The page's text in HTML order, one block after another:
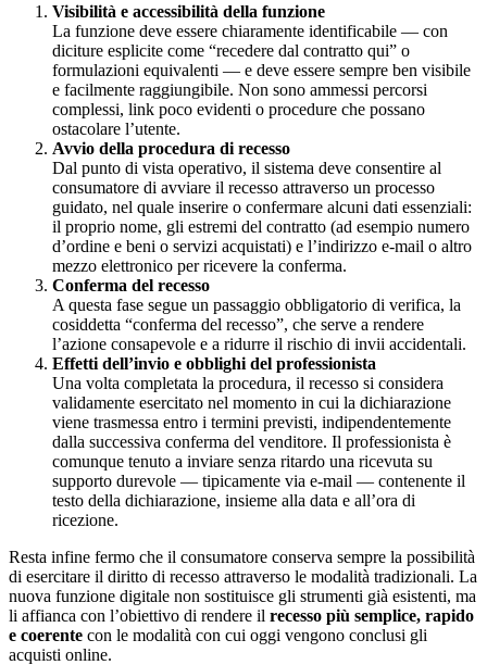
Visibilità e accessibilità della funzione
La funzione deve essere chiaramente identificabile — con
diciture esplicite come “recedere dal contratto qui” o
formulazioni equivalenti — e deve essere sempre ben visibile
e facilmente raggiungibile. Non sono ammessi percorsi
complessi, link poco evidenti o procedure che possano
ostacolare l’utente.
Avvio della procedura di recesso
Dal punto di vista operativo, il sistema deve consentire al
consumatore di avviare il recesso attraverso un processo
guidato, nel quale inserire o confermare alcuni dati essenziali:
il proprio nome, gli estremi del contratto (ad esempio numero
d’ordine e beni o servizi acquistati) e l’indirizzo e-mail o altro
mezzo elettronico per ricevere la conferma.
Conferma del recesso
A questa fase segue un passaggio obbligatorio di verifica, la
cosiddetta “conferma del recesso”, che serve a rendere
l’azione consapevole e a ridurre il rischio di invii accidentali.
Effetti dell’invio e obblighi del professionista
Una volta completata la procedura, il recesso si considera
validamente esercitato nel momento in cui la dichiarazione
viene trasmessa entro i termini previsti, indipendentemente
dalla successiva conferma del venditore. Il professionista è
comunque tenuto a inviare senza ritardo una ricevuta su
supporto durevole — tipicamente via e-mail — contenente il
testo della dichiarazione, insieme alla data e all’ora di
ricezione.
Resta infine fermo che il consumatore conserva sempre la possibilità
di esercitare il diritto di recesso attraverso le modalità tradizionali. La
nuova funzione digitale non sostituisce gli strumenti già esistenti, ma
li affianca con l’obiettivo di rendere il recesso più semplice, rapido
e coerente con le modalità con cui oggi vengono conclusi gli
acquisti online.